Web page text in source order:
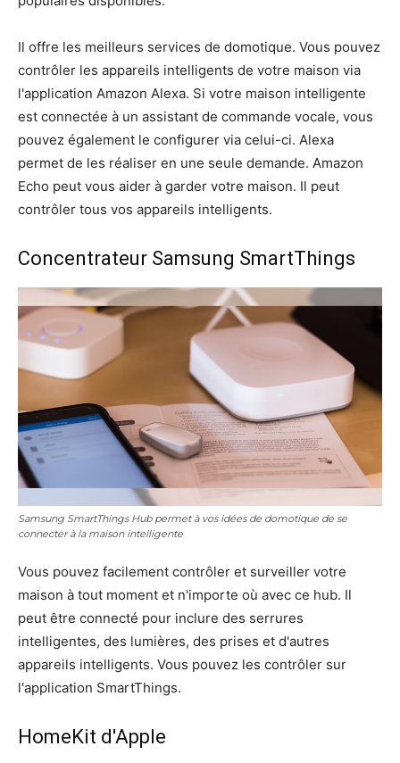
Il offre les meilleurs services de domotique. Vous pouvez
contrôler les appareils intelligents de votre maison via
l'application Amazon Alexa. Si votre maison intelligente
est connectée à un assistant de commande vocale, vous
pouvez également le configurer via celui-ci. Alexa
permet de les réaliser en une seule demande. Amazon
Echo peut vous aider à garder votre maison. Il peut
contrôler tous vos appareils intelligents.
Concentrateur Samsung SmartThings
Samsung SmartThings Hub permet à vos idées de domotique de se
connecter à la maison intelligente
Vous pouvez facilement contrôler et surveiller votre
maison à tout moment et n'importe où avec ce hub. Il
peut être connecté pour inclure des serrures
intelligentes, des lumières, des prises et d'autres
appareils intelligents. Vous pouvez les contrôler sur
l'application SmartThings.
HomeKit d'Apple